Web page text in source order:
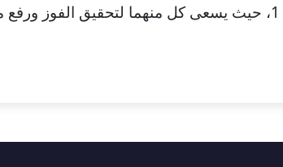
بطولة تصفيات ابطال اوروبا – الدور 1، حيث يسعى كل منهما لتحقيق الفوز